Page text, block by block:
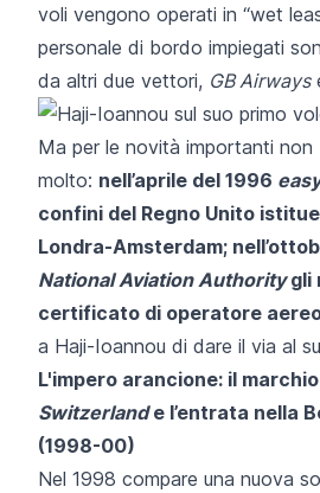
voli vengono operati in “wet
personale di bordo impiegati
da altri due vettori, GB Airways
Ma per le novità importanti
molto: nell’aprile del 1996
confini del Regno Unito
Londra-Amsterdam;
National Aviation Authoritygli
certificato di operatore
a Haji-Ioannou di dare il via al
L'impero arancione: il marchio
Switzerlande l’entrata nella
(1998-00)
Nel 1998 compare una nuova